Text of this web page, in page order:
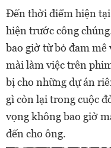
Đến thời điểm hiện
hiện trước công
bao giờ từ bỏ đam
mài làm việc trên
bị cho những dự án
gì còn lại trong cuộc
vọng không bao giờ
đến cho ông.